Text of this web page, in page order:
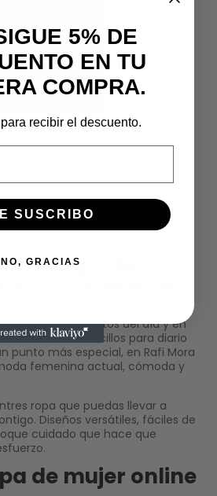
elegante y
cada ocasión
reunimos prendas pensadas
distintos momentos del día y en
looks más sencillos para diario
punto más especial, en Rafi Mora
femenina actual, cómoda y
ropa que puedas llevar a
Diseños versátiles, fáciles de
cuidado que hace que
de mujer online
5% DE
EN TU
COMPRA.
recibir el descuento.
SUSCRIBO
NO, GRACIAS